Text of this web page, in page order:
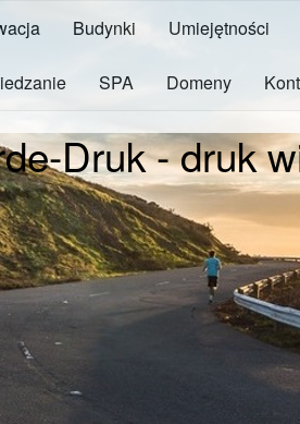
Budynki Umiejętności
SPA Domeny
Druk - druk